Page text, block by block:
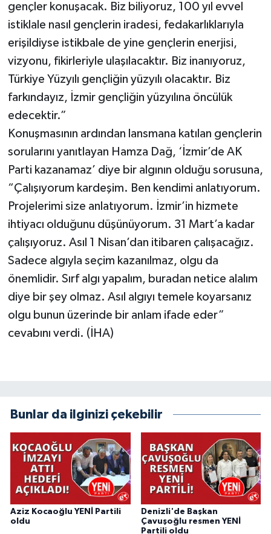
gençler konuşacak. Biz biliyoruz, 100 yıl evvel
istiklale nasıl gençlerin iradesi, fedakarlıklarıyla
erişildiyse istikbale de yine gençlerin enerjisi,
vizyonu, fikirleriyle ulaşılacaktır. Biz inanıyoruz,
Türkiye Yüzyılı gençliğin yüzyılı olacaktır. Biz
farkındayız, İzmir gençliğin yüzyılına öncülük
edecektir.”
Konuşmasının ardından lansmana katılan gençlerin
sorularını yanıtlayan Hamza Dağ, ‘İzmir’de AK
Parti kazanamaz’ diye bir algının olduğu sorusuna,
“Çalışıyorum kardeşim. Ben kendimi anlatıyorum.
Projelerimi size anlatıyorum. İzmir’in hizmete
ihtiyacı olduğunu düşünüyorum. 31 Mart’a kadar
çalışıyoruz. Asıl 1 Nisan’dan itibaren çalışacağız.
Sadece algıyla seçim kazanılmaz, olgu da
önemlidir. Sırf algı yapalım, buradan netice alalım
diye bir şey olmaz. Asıl algıyı temele koyarsanız
olgu bunun üzerinde bir anlam ifade eder”
cevabını verdi. (İHA)
Bunlar da ilginizi çekebilir
Aziz Kocaoğlu YENİ Partili
oldu
Denizli'de Başkan
Çavuşoğlu resmen YENİ
Partili oldu